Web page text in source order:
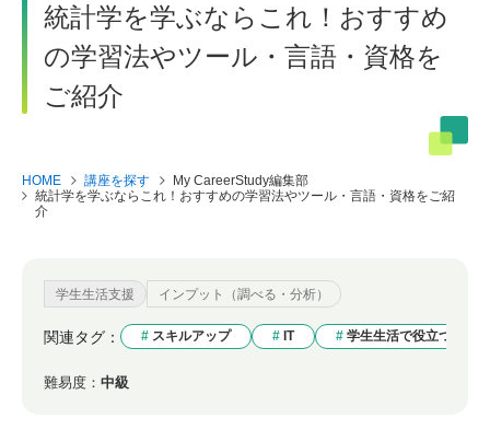
統計学を学ぶならこれ！おすすめ
の学習法やツール・言語・資格を
ご紹介
HOME 講座を探す
My CareerStudy編集部
統計学を学ぶならこれ！おすすめの学習法やツール・言語・資格をご紹
介
学生生活支援 インプット（調べる・分析）
関連タグ： スキルアップ IT 学生生活で役立つ
難易度： 中級